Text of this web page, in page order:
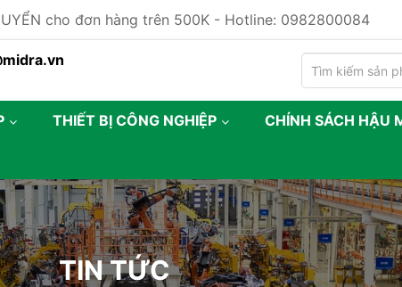
cho đơn hàng trên 500K - Hotline: 0982800084
THIẾT BỊ CÔNG NGHIỆP CHÍNH SÁCH HẬU
TIN TỨC